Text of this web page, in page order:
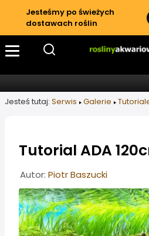
Jesteśmy po świeżych
dostawach roślin
Jesteś tutaj: Serwis Galerie
Tutorial ADA
Informacje o artykule
Autor: Piotr Baszucki